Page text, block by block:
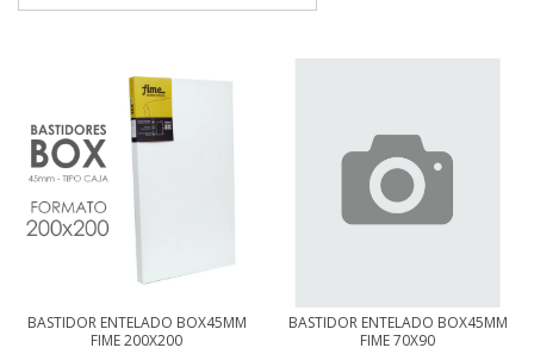
BASTIDOR ENTELADO BOX45MM
FIME 200X200
BASTIDOR ENTELADO BOX45MM
FIME 70X90